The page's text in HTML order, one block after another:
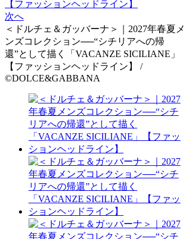
次へ
＜ドルチェ＆ガッバーナ＞｜2027年春夏メ
ンズコレクション──“シチリアへの帰
還”として描く「VACANZE SICILIANE」
【ファッションヘッドライン】 /
©DOLCE&GABBANA